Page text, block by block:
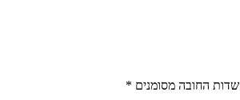
שדות החובה מסומנים *